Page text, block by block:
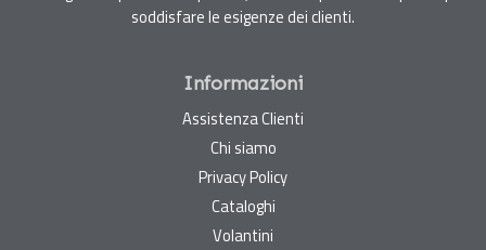
soddisfare le esigenze dei clienti.
Informazioni
Assistenza Clienti
Chi siamo
Privacy Policy
Cataloghi
Volantini